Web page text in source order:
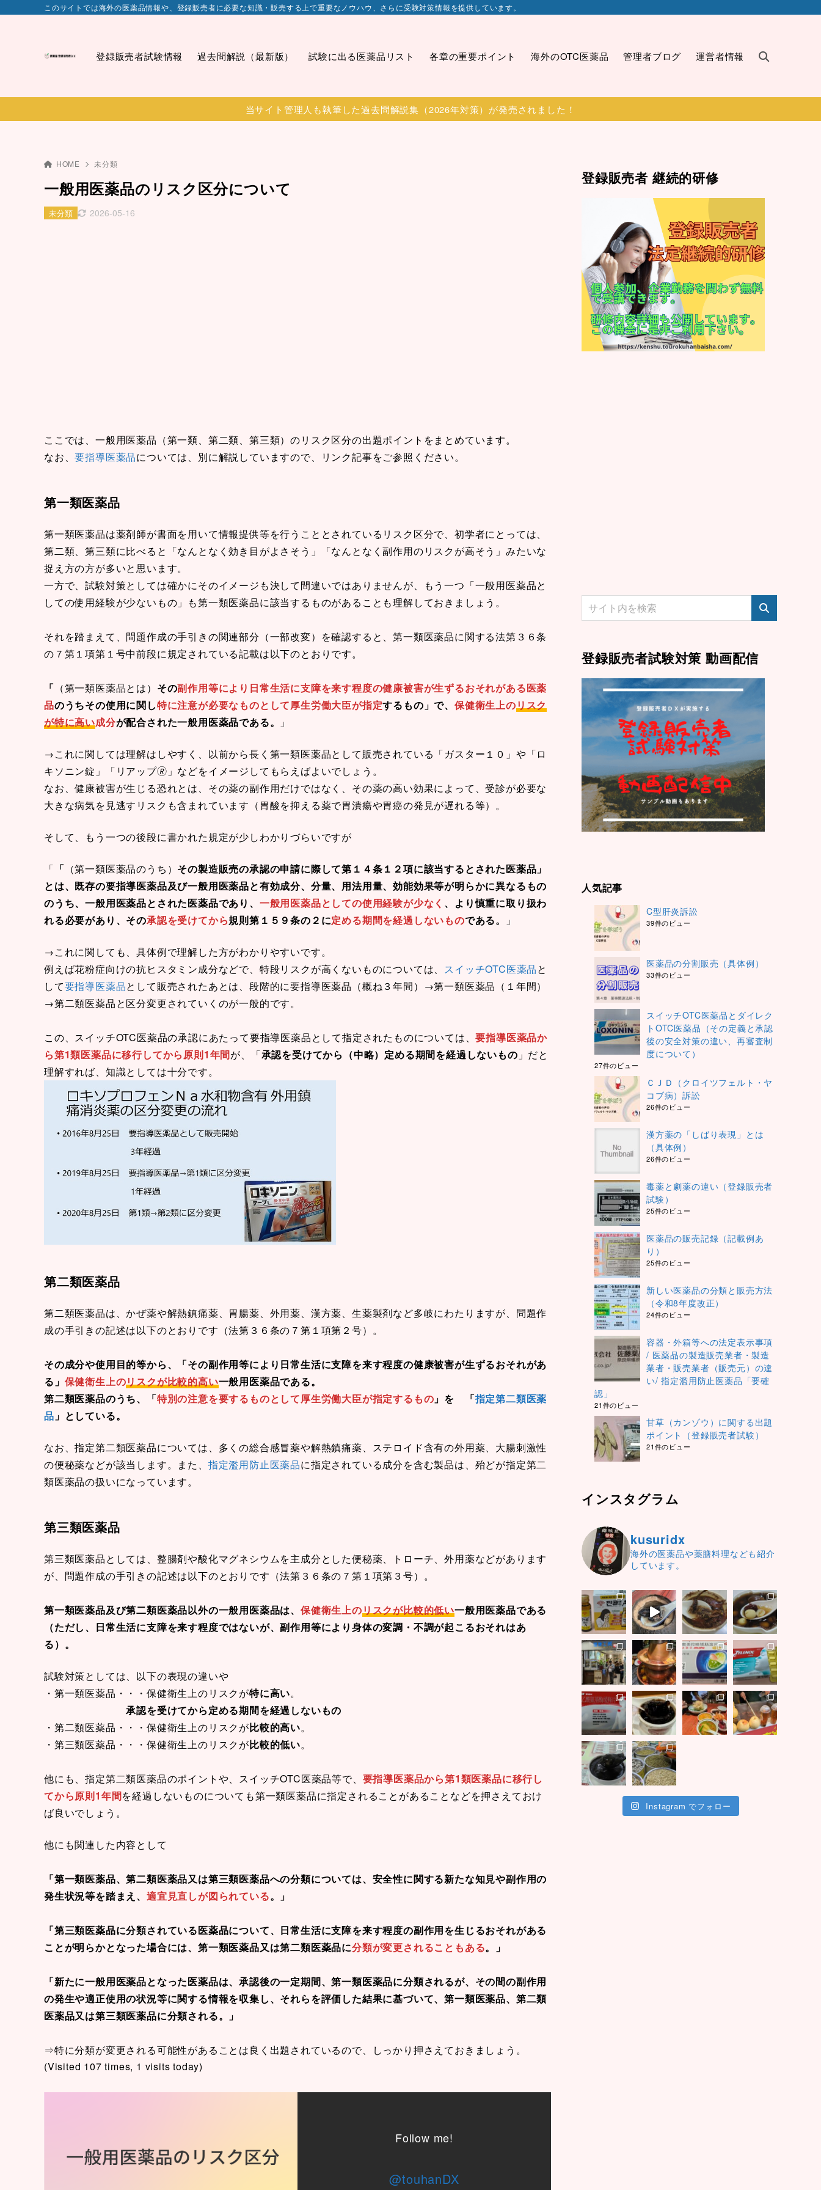
このサイトでは海外の医薬品情報や、登録販売者に必要な知識・販売する上で重要なノウハウ、さらに受験対策情報を提供しています。
登録販売者試験情報 過去問解説（最新版） 試験に出る医薬品リスト 各章の重要ポイント 海外のOTC医薬品 管理者ブログ 運営者情報
当サイト管理人も執筆した過去問解説集（2026年対策）が発売されました！
HOME 未分類
一般用医薬品のリスク区分について
2026-05-16
未分類
ここでは、一般用医薬品（第一類、第二類、第三類）のリスク区分の出題ポイントをまとめています。
なお、要指導医薬品については、別に解説していますので、リンク記事をご参照ください。
第一類医薬品
第一類医薬品は薬剤師が書面を用いて情報提供等を行うこととされているリスク区分で、初学者にとっては、
第二類、第三類に比べると「なんとなく効き目がよさそう」「なんとなく副作用のリスクが高そう」みたいな
捉え方の方が多いと思います。
一方で、試験対策としては確かにそのイメージも決して間違いではありませんが、もう一つ「一般用医薬品と
しての使用経験が少ないもの」も第一類医薬品に該当するものがあることも理解しておきましょう。
それを踏まえて、問題作成の手引きの関連部分（一部改変）を確認すると、第一類医薬品に関する法第３６条
の７第１項第１号中前段に規定されている記載は以下のとおりです。
「 （第一類医薬品とは） その副作用等により日常生活に支障を来す程度の健康被害が生ずるおそれがある医薬
品のうちその使用に関し特に注意が必要なものとして厚生労働大臣が指定するもの」で、保健衛生上のリスク
が特に高い成分が配合された一般用医薬品である。 」
→これに関しては理解はしやすく、以前から長く第一類医薬品として販売されている「ガスター１０」や「ロ
キソニン錠」「リアップ🄬」などをイメージしてもらえばよいでしょう。
なお、健康被害が生じる恐れとは、その薬の副作用だけではなく、その薬の高い効果によって、受診が必要な
大きな病気を見逃すリスクも含まれています（胃酸を抑える薬で胃潰瘍や胃癌の発見が遅れる等）。
そして、もう一つの後段に書かれた規定が少しわかりづらいですが
「 「 （第一類医薬品のうち） その製造販売の承認の申請に際して第１４条１２項に該当するとされた医薬品」
とは、既存の要指導医薬品及び一般用医薬品と有効成分、分量、用法用量、効能効果等が明らかに異なるもの
のうち、一般用医薬品とされた医薬品であり、 一般用医薬品としての使用経験が少なく 、より慎重に取り扱わ
れる必要があり、その承認を受けてから規則第１５９条の２に定める期間を経過しないものである。 」
→これに関しても、具体例で理解した方がわかりやすいです。
例えば花粉症向けの抗ヒスタミン成分などで、特段リスクが高くないものについては、 スイッチOTC医薬品と
して要指導医薬品として販売されたあとは、段階的に要指導医薬品（概ね３年間）→第一類医薬品（１年間）
→第二類医薬品と区分変更されていくのが一般的です。
この、スイッチOTC医薬品の承認にあたって要指導医薬品として指定されたものについては、要指導医薬品か
ら第1類医薬品に移行してから原則1年間が、「承認を受けてから（中略）定める期間を経過しないもの 」だと
理解すれば、知識としては十分です。
第二類医薬品
第二類医薬品は、かぜ薬や解熱鎮痛薬、胃腸薬、外用薬、漢方薬、生薬製剤など多岐にわたりますが、問題作
成の手引きの記述は以下のとおりです（法第３６条の７第１項第２号）。
その成分や使用目的等から、「その副作用等により日常生活に支障を来す程度の健康被害が生ずるおそれがあ
る」 保健衛生上のリスクが比較的高い一般用医薬品である。
第二類医薬品のうち、「特別の注意を要するものとして厚生労働大臣が指定するもの 」を 「指定第二類医薬
品 」としている。
なお、指定第二類医薬品については、多くの総合感冒薬や解熱鎮痛薬、ステロイド含有の外用薬、大腸刺激性
の便秘薬などが該当します。また、 指定濫用防止医薬品に指定されている成分を含む製品は、殆どが指定第二
類医薬品の扱いになっています。
第三類医薬品
第三類医薬品としては、整腸剤や酸化マグネシウムを主成分とした便秘薬、トローチ、外用薬などがあります
が、問題作成の手引きの記述は以下のとおりです（法第３６条の７第１項第３号）。
第一類医薬品及び第二類医薬品以外の一般用医薬品は、保健衛生上のリスクが比較的低い一般用医薬品である
（ただし、日常生活に支障を来す程度ではないが、副作用等により身体の変調・不調が起こるおそれはあ
る）。
試験対策としては、以下の表現の違いや
・第一類医薬品・・・保健衛生上のリスクが特に高い。
承認を受けてから定める期間を経過しないもの
・第二類医薬品・・・保健衛生上のリスクが比較的高い。
・第三類医薬品・・・保健衛生上のリスクが比較的低い。
他にも、指定第二類医薬品のポイントや、スイッチOTC医薬品等で、 要指導医薬品から第1類医薬品に移行し
てから原則1年間を経過しないものについても第一類医薬品に指定されることがあることなどを押さえておけ
ば良いでしょう。
他にも関連した内容として
「第一類医薬品、第二類医薬品又は第三類医薬品への分類については、安全性に関する新たな知見や副作用の
発生状況等を踏まえ、 適宜見直しが図られている。」
「第三類医薬品に分類されている医薬品について、日常生活に支障を来す程度の副作用を生じるおそれがある
ことが明らかとなった場合には、第一類医薬品又は第二類医薬品に分類が変更されることもある。」
「新たに一般用医薬品となった医薬品は、承認後の一定期間、第一類医薬品に分類されるが、その間の副作用
の発生や適正使用の状況等に関する情報を収集し、それらを評価した結果に基づいて、第一類医薬品、第二類
医薬品又は第三類医薬品に分類される。」
⇒特に分類が変更される可能性があることは良く出題されているので、しっかり押さえておきましょう。
(Visited 107 times, 1 visits today)
Follow me!
@touhanDX
登録販売者 継続的研修
登録販売者試験対策 動画配信
人気記事
C型肝炎訴訟
39件のビュー
医薬品の分割販売（具体例）
33件のビュー
スイッチOTC医薬品とダイレク
トOTC医薬品（その定義と承認
後の安全対策の違い、再審査制
度について）
27件のビュー
ＣＪＤ（クロイツフェルト・ヤ
コブ病）訴訟
26件のビュー
漢方薬の「しばり表現」とは
（具体例）
26件のビュー
毒薬と劇薬の違い（登録販売者
試験）
25件のビュー
医薬品の販売記録（記載例あ
り）
25件のビュー
新しい医薬品の分類と販売方法
（令和8年度改正）
24件のビュー
容器・外箱等への法定表示事項
/ 医薬品の製造販売業者・製造
業者・販売業者（販売元）の違
い/ 指定濫用防止医薬品「要確
認」
21件のビュー
甘草（カンゾウ）に関する出題
ポイント（登録販売者試験）
21件のビュー
インスタグラム
kusuridx
海外の医薬品や薬膳料理なども紹介
しています。
Instagram でフォロー